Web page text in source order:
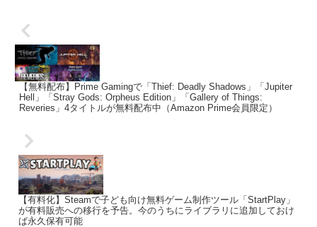
【無料配布】Prime Gamingで「Thief: Deadly Shadows」「Jupiter
Hell」「Stray Gods: Orpheus Edition」「Gallery of Things:
Reveries」4タイトルが無料配布中（Amazon Prime会員限定）
【有料化】Steamで子ども向け無料ゲーム制作ツール「StartPlay」
が有料販売への移行を予告。今のうちにライブラリに追加しておけ
ば永久保有可能